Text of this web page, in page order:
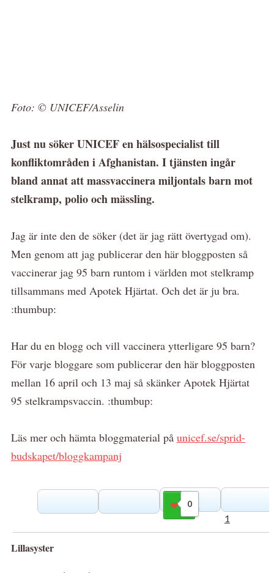
Foto: © UNICEF/Asselin
Just nu söker UNICEF en hälsospecialist till
konfliktområden i Afghanistan. I tjänsten ingår
bland annat att massvaccinera miljontals barn mot
stelkramp, polio och mässling.
Jag är inte den de söker (det är jag rätt övertygad om).
Men genom att jag publicerar den här bloggposten så
vaccinerar jag 95 barn runtom i världen mot stelkramp
tillsammans med Apotek Hjärtat. Och det är ju bra.
:thumbup:
Har du en blogg och vill vaccinera ytterligare 95 barn?
För varje bloggare som publicerar den här bloggposten
mellan 16 april och 13 maj så skänker Apotek Hjärtat
95 stelkrampsvaccin. :thumbup:
Läs mer och hämta bloggmaterial på unicef.se/sprid-
budskapet/bloggkampanj
0
Gilla
1
Lillasyster